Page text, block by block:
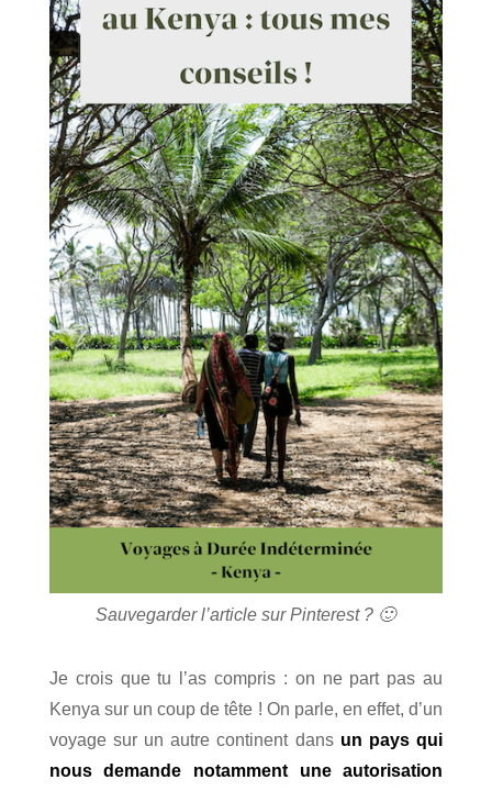
Sauvegarder l’article sur Pinterest ? 🙂
Je crois que tu l’as compris : on ne part pas au
Kenya sur un coup de tête ! On parle, en effet, d’un
voyage sur un autre continent dans un pays qui
nous demande notamment une autorisation